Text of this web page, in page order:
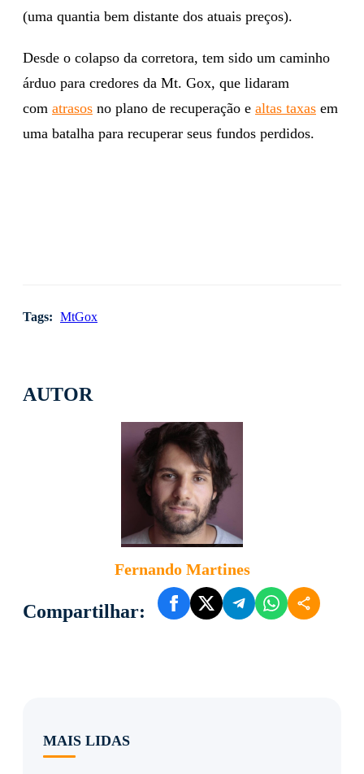
AUTOR
Fernando Martines
Compartilhar:
(uma quantia bem distante dos atuais preços).
Desde o colapso da corretora, tem sido um caminho
árduo para credores da Mt. Gox, que lidaram
com atrasos no plano de recuperação e altas taxas em
uma batalha para recuperar seus fundos perdidos.
Tags: MtGox
MAIS LIDAS